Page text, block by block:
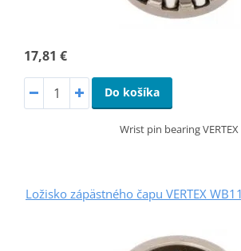
17,81 €
Do košíka
Wrist pin bearing VERTEX
Ložisko zápästného čapu VERTEX